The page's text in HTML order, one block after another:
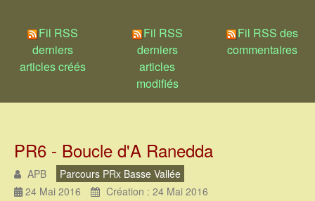
Fil RSS
derniers
articles créés
Fil RSS
derniers
articles
modifiés
Fil RSS des
commentaires
PR6 - Boucle d'A Ranedda
APB
Parcours PRx Basse Vallée
24 Mai 2016
Création : 24 Mai 2016